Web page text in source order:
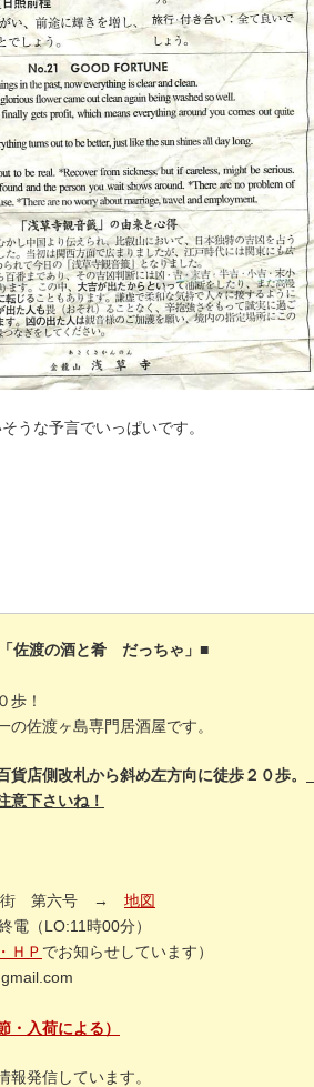
うな予言でいっぱいです。
佐渡の酒と肴 だっちゃ」■
歩！
佐渡ヶ島専門居酒屋です。
店側改札から斜め左方向に徒歩２０歩。
意下さいね！
下街 第六号 → 地図
電（LO:11時00分）
ＨＰ でお知らせしています）
・入荷による）
発信しています。